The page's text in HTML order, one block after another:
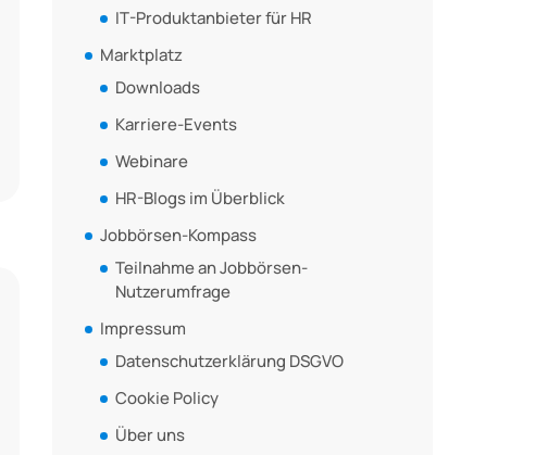
IT-Produktanbieter für HR
Marktplatz
Downloads
Karriere-Events
Webinare
HR-Blogs im Überblick
Jobbörsen-Kompass
Teilnahme an Jobbörsen-
Nutzerumfrage
Impressum
Datenschutzerklärung DSGVO
Cookie Policy
Über uns